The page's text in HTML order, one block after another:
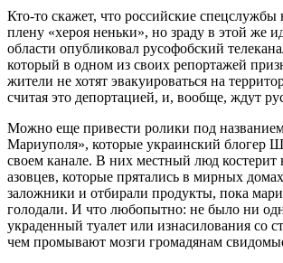
Кто-то скажет, что российские спецслужбы
плену «хероя неньки», но зраду в этой же
области опубликовал русофобский
который в одном из своих репортажей
жители не хотят эвакуироваться на
считая это депортацией, и, вообще, ждут
Можно еще привести ролики под
Мариуполя», которые украинский блогер
своем канале. В них местный люд костерит
азовцев, которые прятались в мирных
заложники и отбирали продукты, пока
голодали. И что любопытно: не было ни
украденный туалет или изнасилования со
чем промывают мозги громадянам